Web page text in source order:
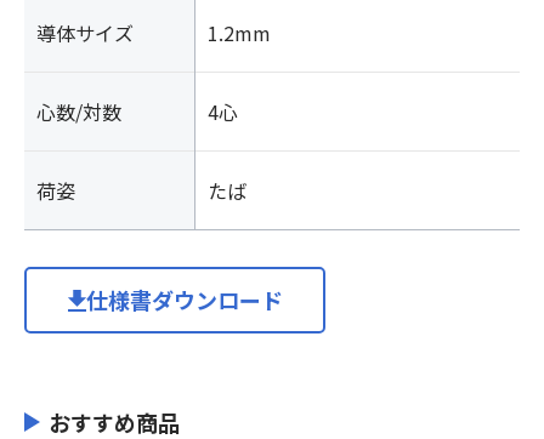
導体サイズ 1.2mm
心数/対数 4心
荷姿 たば
仕様書ダウンロード
おすすめ商品